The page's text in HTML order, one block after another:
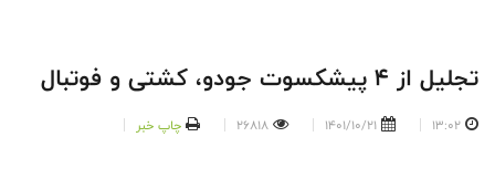
تجلیل از 4 پیشکسوت جودو، کشتی و فوتبال
13:02
1401/10/21
26818 چاپ خبر